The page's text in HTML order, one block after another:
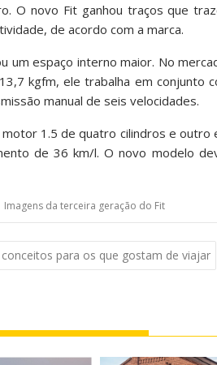
O novo Fit ganhou traços que
de acordo com a marca.
um espaço interno maior. No
kgfm, ele trabalha em conjunto
manual de seis velocidades.
1.5 de quatro cilindros e
de 36 km/l. O novo modelo
Imagens da terceira geração do Fit
para os que gostam de viajar